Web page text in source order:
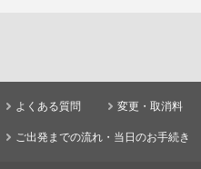
よくある質問 変更・取消料
ご出発までの流れ・当日のお手続き